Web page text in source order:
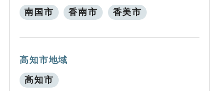
南国市 香南市 香美市
高知市地域
高知市